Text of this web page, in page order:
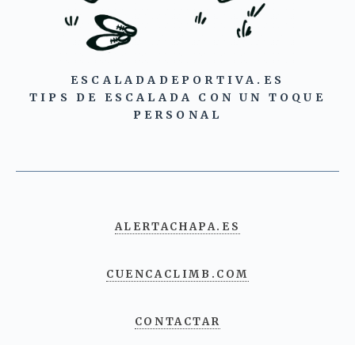
ESCALADADEPORTIVA.ES
TIPS DE ESCALADA CON UN TOQUE
PERSONAL
ALERTACHAPA.ES
CUENCACLIMB.COM
CONTACTAR